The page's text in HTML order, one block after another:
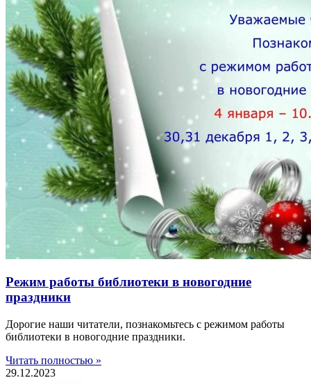
Режим работы библиотеки в новогодние
праздники
Дорогие наши читатели, познакомьтесь с режимом работы
библиотеки в новогодние праздники.
Читать полностью »
29.12.2023